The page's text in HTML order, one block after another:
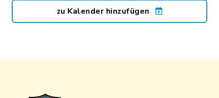
zu Kalender hinzufügen